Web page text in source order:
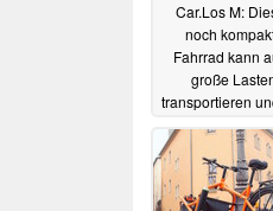
Car.Los M:
noch
Fahrrad kann
große
transportieren
schlagen